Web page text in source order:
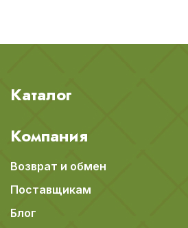
Каталог
Компания
Возврат и обмен
Поставщикам
Блог